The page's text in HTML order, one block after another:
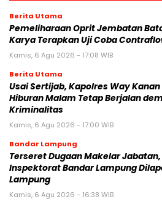
Berita Utama
Pemeliharaan Oprit Jembatan
Karya Terapkan Uji Coba
Kamis, 6 Agu 2026 - 17:08 WIB
Berita Utama
Usai Sertijab, Kapolres Way
Hiburan Malam Tetap Berjalan
Kriminalitas
Kamis, 6 Agu 2026 - 17:00 WIB
Bandar Lampung
Terseret Dugaan Makelar
Inspektorat Bandar Lampung
Lampung
Kamis, 6 Agu 2026 - 16:38 WIB